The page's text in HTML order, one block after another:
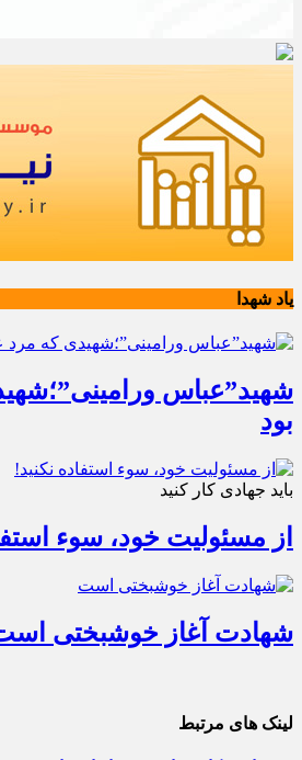
یاد شهدا
شهید”عباس
بود
باید جهادی کار کنید
از مسئولیت خود، سوء
شهادت آغاز خوشبختی
لینک های مرتبط